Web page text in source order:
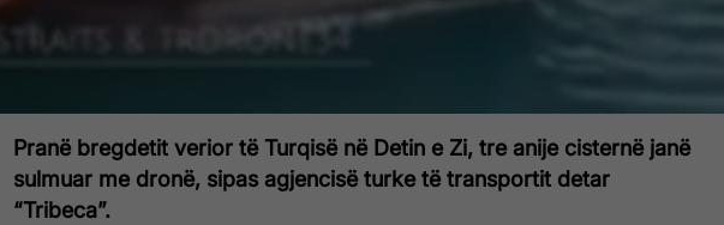
Pranë bregdetit verior të Turqisë në Detin e Zi, tre anije cisternë janë
sulmuar me dronë, sipas agjencisë turke të transportit detar
“Tribeca”.